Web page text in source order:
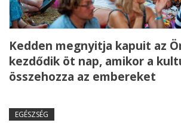
Kedden megnyitja kapuit az
kezdődik öt nap, amikor a
összehozza az embereket
EGÉSZSÉG